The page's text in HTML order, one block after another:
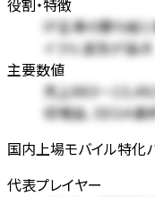
役割・特徴
IP主導の勝ち組
イクル波及が論点
主要数値
売上883〜
収増益、SEGA最
国内上場モバイル特化
代表プレイヤー